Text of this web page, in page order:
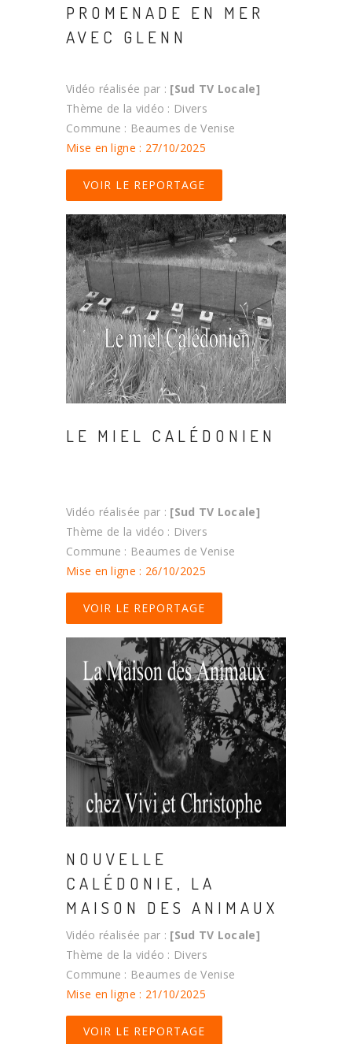
PROMENADE EN MER
AVEC GLENN
Vidéo réalisée par : [Sud TV Locale]
Thème de la vidéo : Divers
Commune : Beaumes de Venise
Mise en ligne : 27/10/2025
VOIR LE REPORTAGE
LE MIEL CALÉDONIEN
Vidéo réalisée par : [Sud TV Locale]
Thème de la vidéo : Divers
Commune : Beaumes de Venise
Mise en ligne : 26/10/2025
VOIR LE REPORTAGE
NOUVELLE
CALÉDONIE, LA
MAISON DES ANIMAUX
Vidéo réalisée par : [Sud TV Locale]
Thème de la vidéo : Divers
Commune : Beaumes de Venise
Mise en ligne : 21/10/2025
VOIR LE REPORTAGE